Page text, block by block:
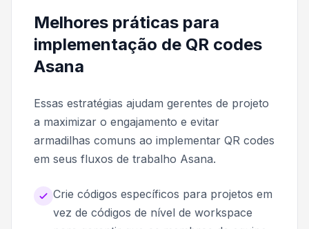
Melhores práticas para
implementação de QR codes
Asana
Essas estratégias ajudam gerentes de projeto
a maximizar o engajamento e evitar
armadilhas comuns ao implementar QR codes
em seus fluxos de trabalho Asana.
Crie códigos específicos para projetos em
vez de códigos de nível de workspace